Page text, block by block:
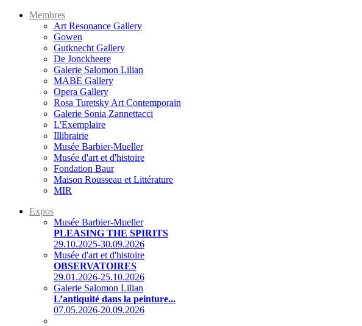
Membres
Art Resonance Gallery
Gowen
Gutknecht Gallery
De Jonckheere
Galerie Salomon Lilian
MABE Gallery
Opera Gallery
Rosa Turetsky Art Contemporain
Galerie Sonia Zannettacci
L'Exemplaire
Illibrairie
Musée Barbier-Mueller
Musée d'art et d'histoire
Fondation Baur
Maison Rousseau et Littérature
MIR
Expos
Musée Barbier-Mueller
PLEASING THE SPIRITS
29.10.2025-30.09.2026
Musée d'art et d'histoire
OBSERVATOIRES
29.01.2026-25.10.2026
Galerie Salomon Lilian
L’antiquité dans la peinture...
07.05.2026-20.09.2026